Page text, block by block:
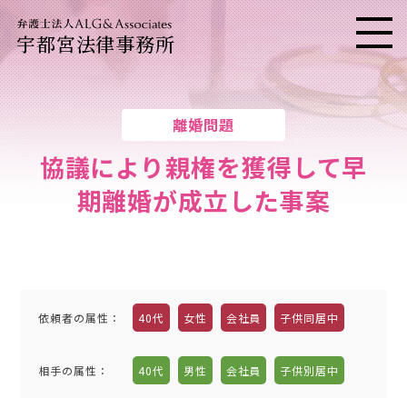
宇都宮法律事務所 メニ
離婚問題
協議により親権を獲得して早
期離婚が成立した事案
依頼者の属性 ： 40代 女性 会社員 子供同居中
相手の属性 ： 40代 男性 会社員 子供別居中